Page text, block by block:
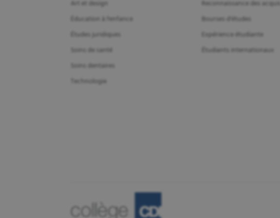
Art et design
Éducation à l'enfance
Études juridiques
Soins de santé
Soins dentaires
Technologie
Reconnaissance des acquis
Bourses d'études
Expérience étudiante
Étudiants internationaux